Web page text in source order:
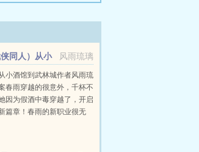
风雨琉璃
侠同人）从小
到武林城+番外
小酒馆到武林城作者风雨琉
春雨穿越的很意外，千杯不
因为假酒中毒穿越了，开启
篇章！春雨的新职业很无